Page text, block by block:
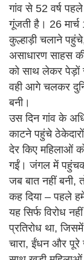
गांव से 52 वर्ष
गूंजती है। 26
कुल्हाड़ी चलाने
असाधारण साहस
को साथ लेकर पेड़ों
वही आगे चलकर
बनी।
उस दिन गांव के
काटने पहुंचे
देर किए महिलाओं
गईं। जंगल में
जब बात नहीं बनी,
कह दिया – पहले
यह सिर्फ विरोध
प्रतिरोध था,
चारा, ईंधन और पूरे